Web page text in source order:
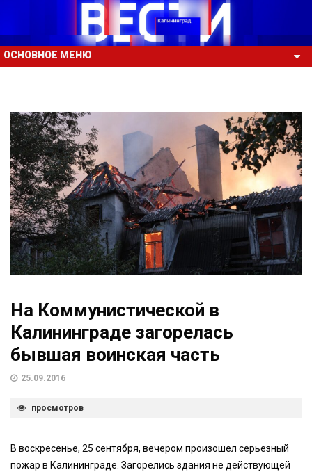
ОСНОВНОЕ МЕНЮ
На Коммунистической в
Калининграде загорелась
бывшая воинская часть
25.09.2016
просмотров
В воскресенье, 25 сентября, вечером произошел серьезный
пожар в Калининграде. Загорелись здания не действующей